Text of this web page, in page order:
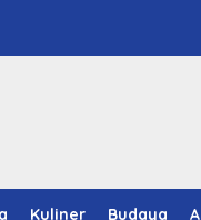
Kuliner Budaya